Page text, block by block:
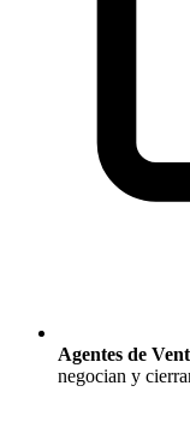
Agentes de
negocian y